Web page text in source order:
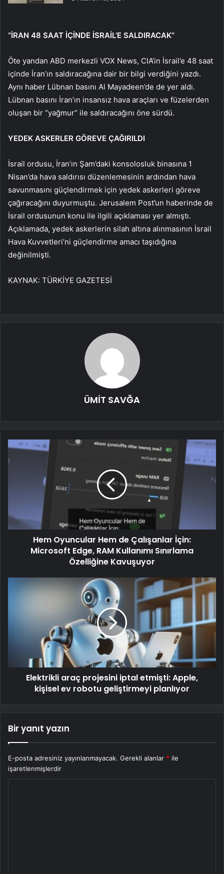
“İRAN 48 SAAT İÇİNDE İSRAİL’E SALDIRACAK”
Öte yandan ABD merkezli VOX News, CIA’in İsrail’e 48 saat
içinde İran’ın saldıracağına dair bir bilgi verdiğini yazdı.
Aynı haber Lübnan basını Al Mayadeen’de de yer aldı.
Lübnan basını İran’ın insansız hava araçları ve füzelerden
oluşan bir “yağmur” ile saldıracağını öne sürdü.
YEDEK ASKERLER GÖREVE ÇAĞIRILDI
İsrail ordusu, İran’ın Şam’daki konsolosluk binasına 1
Nisan’da hava saldırısı düzenlemesinin ardından hava
savunmasını güçlendirmek için yedek askerleri göreve
çağıracağını duyurmuştu. Jerusalem Post’un haberinde de
İsrail ordusunun konu ile ilgili açıklaması yer almıştı.
Açıklamada, yedek askerlerin silah altına alınmasının İsrail
Hava Kuvvetleri’ni güçlendirme amacı taşıdığına
değinilmişti.
KAYNAK: TÜRKİYE GAZETESİ
ÜMİT SAVĞA
Hem Oyuncular Hem de Çalışanlar İçin:
Microsoft Edge, RAM Kullanımı Sınırlama
Özelliğine Kavuşuyor
Elektrikli araç projesini iptal etmişti: Apple,
kişisel ev robotu geliştirmeyi planlıyor
Bir yanıt yazın
E-posta adresiniz yayınlanmayacak. Gerekli alanlar * ile
işaretlenmişlerdir